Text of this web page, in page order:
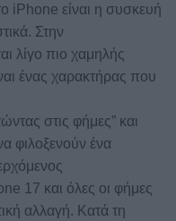
iPhone είναι η συσκευή
Στην
λίγο πιο χαμηλής
ένας χαρακτήρας που
στις φήμες” και
φιλοξενούν ένα
17 και όλες οι φήμες
αλλαγή. Κατά τη